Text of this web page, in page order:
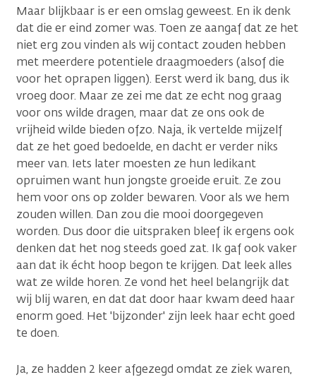
Maar blijkbaar is er een omslag geweest. En ik denk
dat die er eind zomer was. Toen ze aangaf dat ze het
niet erg zou vinden als wij contact zouden hebben
met meerdere potentiele draagmoeders (alsof die
voor het oprapen liggen). Eerst werd ik bang, dus ik
vroeg door. Maar ze zei me dat ze echt nog graag
voor ons wilde dragen, maar dat ze ons ook de
vrijheid wilde bieden ofzo. Naja, ik vertelde mijzelf
dat ze het goed bedoelde, en dacht er verder niks
meer van. Iets later moesten ze hun ledikant
opruimen want hun jongste groeide eruit. Ze zou
hem voor ons op zolder bewaren. Voor als we hem
zouden willen. Dan zou die mooi doorgegeven
worden. Dus door die uitspraken bleef ik ergens ook
denken dat het nog steeds goed zat. Ik gaf ook vaker
aan dat ik écht hoop begon te krijgen. Dat leek alles
wat ze wilde horen. Ze vond het heel belangrijk dat
wij blij waren, en dat dat door haar kwam deed haar
enorm goed. Het 'bijzonder' zijn leek haar echt goed
te doen.
Ja, ze hadden 2 keer afgezegd omdat ze ziek waren,